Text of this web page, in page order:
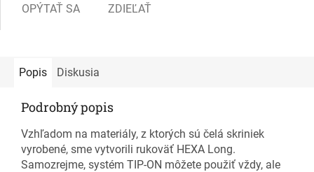
OPÝTAŤ SA ZDIEĽAŤ
Popis Diskusia
Podrobný popis
Vzhľadom na materiály, z ktorých sú čelá skriniek
vyrobené, sme vytvorili rukoväť HEXA Long.
Samozrejme, systém TIP-ON môžete použiť vždy, ale